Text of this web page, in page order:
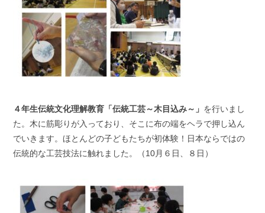
４年生伝統文化理解教育「伝統工芸～木目込み～」 を行いまし
た。木に筋彫りが入っており、そこに布の端をヘラで押し込ん
でいきます。ほとんどの子どもたちが初体験！日本ならではの
伝統的な工芸技法に触れました。（10月６日、８日）